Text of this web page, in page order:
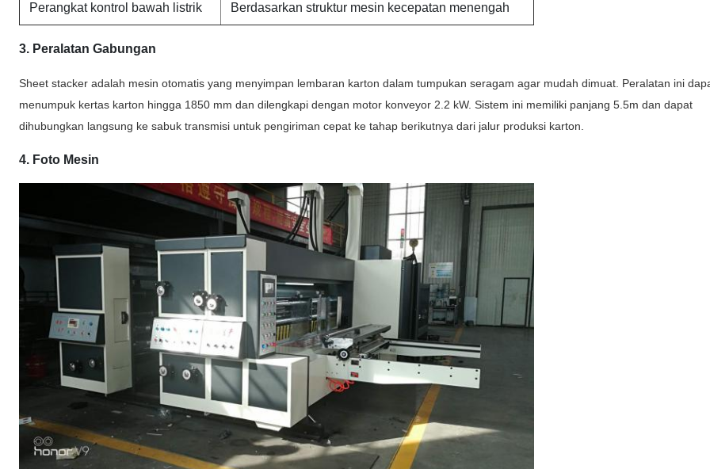
Perangkat kontrol bawah listrik Berdasarkan struktur mesin kecepatan menengah
3. Peralatan Gabungan
Sheet stacker adalah mesin otomatis yang menyimpan lembaran karton dalam tumpukan seragam agar mudah dimuat. Peralatan ini
menumpuk kertas karton hingga 1850 mm dan dilengkapi dengan motor konveyor 2.2 kW. Sistem ini memiliki panjang 5.5m dan dapat
dihubungkan langsung ke sabuk transmisi untuk pengiriman cepat ke tahap berikutnya dari jalur produksi karton.
4. Foto Mesin